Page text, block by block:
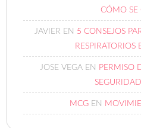
CÓMO SE
JAVIER EN 5 CONSEJOS
JOSE VEGAEN PERMISO
SEGURIDAD
MCGEN